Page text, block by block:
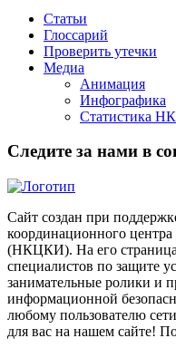
Статьи
Глоссарий
Проверить утечки
Медиа
Анимация
Инфографика
Статистика
Следите за нами в
Сайт создан при
координационного
(НКЦКИ). На его
специалистов по защите
занимательные ролики и
информационной
любому пользователю
для вас на нашем сайте!